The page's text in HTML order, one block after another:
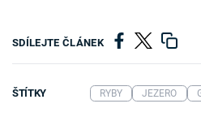
SDÍLEJTE ČLÁNEK
ŠTÍTKY RYBY JEZERO